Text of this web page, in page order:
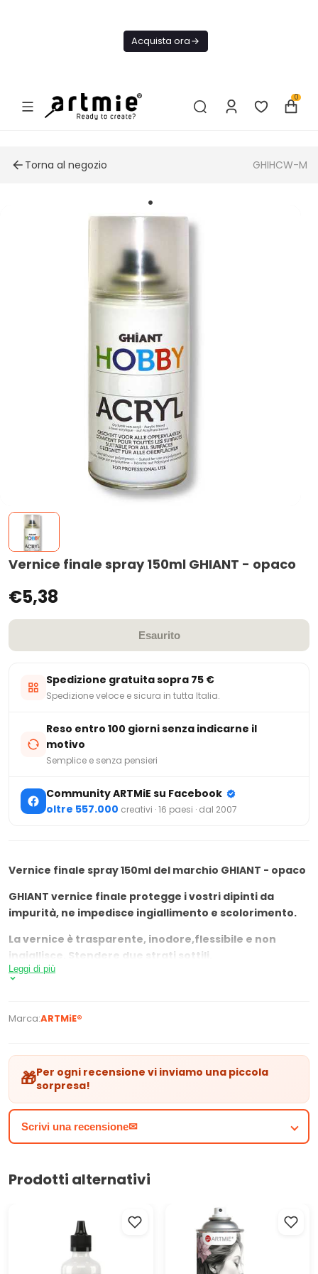
Acquista ora
0
Torna al negozio GHIHCW-M
Vernice finale spray 150ml GHIANT - opaco
€5,38
Esaurito
Spedizione gratuita sopra 75 €
Spedizione veloce e sicura in tutta Italia.
Reso entro 100 giorni senza indicarne il
motivo
Semplice e senza pensieri
Community ARTMiE su Facebook
oltre 557.000 creativi · 16 paesi · dal 2007
Vernice finale spray 150ml del marchio GHIANT - opaco
GHIANT vernice finale protegge i vostri dipinti da
impurità, ne impedisce ingiallimento e scolorimento.
La vernice è trasparente, inodore,flessibile e non
ingiallisce. Stendere due strati sottili.
Leggi di più
Marca:ARTMiE®
🎁Per ogni recensione vi inviamo una piccola
sorpresa!
Scrivi una recensione✉
Prodotti alternativi
impermeabile composito
ARTMIE Lumina Spray
fissativo 400 ml